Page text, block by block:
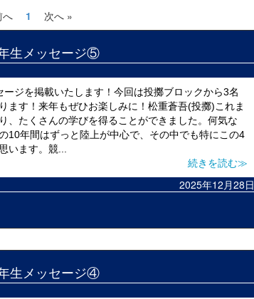
へ 1 次へ »
生メッセージ⑤
ジを掲載いたします！今回は投擲ブロックから3名
ます！来年もぜひお楽しみに！松重蒼吾(投擲)これま
、たくさんの学びを得ることができました。何気な
10年間はずっと陸上が中心で、その中でも特にこの4
います。競...
続きを読む≫
2025年12月28日
生メッセージ④